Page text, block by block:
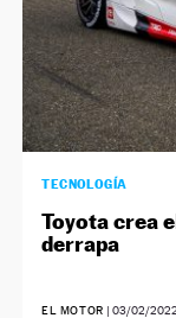
TECNOLOGÍA
Toyota crea
derrapa
EL MOTOR | 03/02/2022